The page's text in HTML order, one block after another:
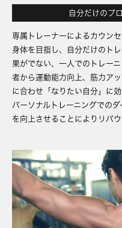
自分だけのプ
専属トレーナーによるカウン
身体を目指し、自分だけのト
果がでない、一人でのトレー
者から運動能力向上、筋力ア
に合わせ「なりたい自分」に
パーソナルトレーニングでの
を向上させることによりリバ